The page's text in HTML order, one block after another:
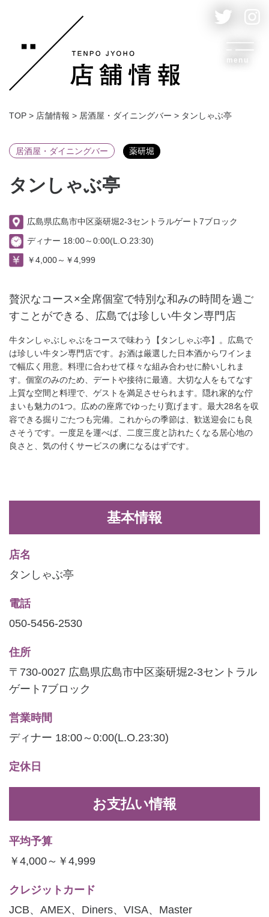
menu
TOP > 店舗情報 > 居酒屋・ダイニングバー > タンしゃぶ亭
居酒屋・ダイニングバー 薬研堀
タンしゃぶ亭
広島県広島市中区薬研堀2-3セントラルゲート7ブロック
ディナー 18:00～0:00(L.O.23:30)
￥4,000～￥4,999
贅沢なコース×全席個室で特別な和みの時間を過ご
すことができる、広島では珍しい牛タン専門店
牛タンしゃぶしゃぶをコースで味わう【タンしゃぶ亭】。広島で
は珍しい牛タン専門店です。お酒は厳選した日本酒からワインま
で幅広く用意。料理に合わせて様々な組み合わせに酔いしれま
す。個室のみのため、デートや接待に最適。大切な人をもてなす
上質な空間と料理で、ゲストを満足させられます。隠れ家的な佇
まいも魅力の1つ。広めの座席でゆったり寛げます。最大28名を収
容できる掘りごたつも完備。これからの季節は、歓送迎会にも良
さそうです。一度足を運べば、二度三度と訪れたくなる居心地の
良さと、気の付くサービスの虜になるはずです。
基本情報
店名
タンしゃぶ亭
電話
050-5456-2530
住所
〒730-0027 広島県広島市中区薬研堀2-3セントラル
ゲート7ブロック
営業時間
ディナー 18:00～0:00(L.O.23:30)
定休日
お支払い情報
平均予算
￥4,000～￥4,999
クレジットカード
JCB、AMEX、Diners、VISA、Master